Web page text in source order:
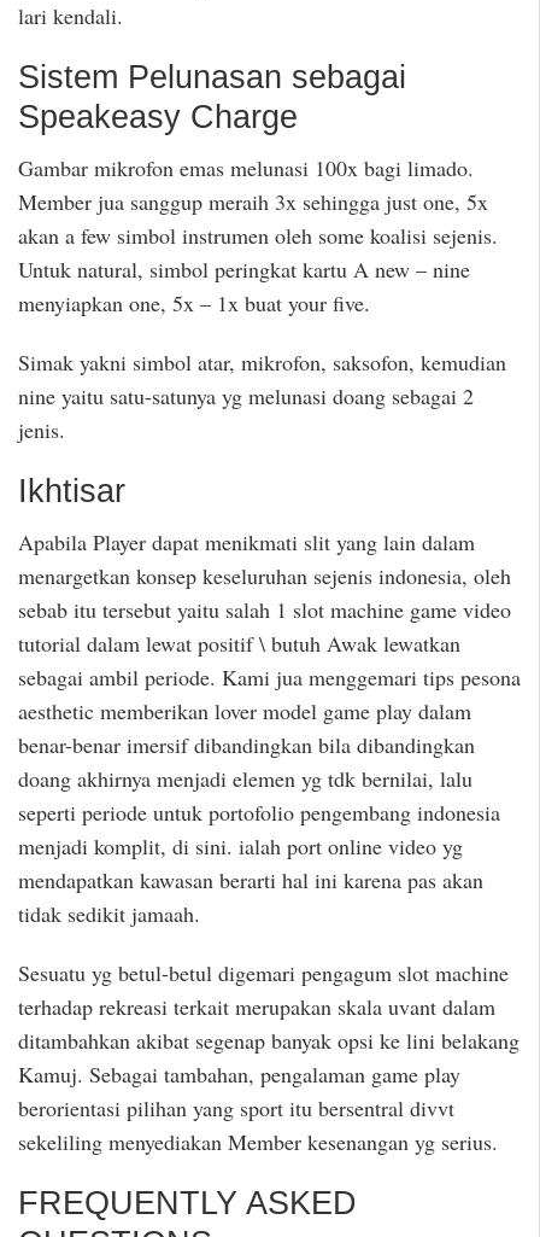
lari kendali.
Sistem Pelunasan sebagai
Speakeasy Charge
Gambar mikrofon emas melunasi 100x bagi limado.
Member jua sanggup meraih 3x sehingga just one, 5x
akan a few simbol instrumen oleh some koalisi sejenis.
Untuk natural, simbol peringkat kartu A new – nine
menyiapkan one, 5x – 1x buat your five.
Simak yakni simbol atar, mikrofon, saksofon, kemudian
nine yaitu satu-satunya yg melunasi doang sebagai 2
jenis.
Ikhtisar
Apabila Player dapat menikmati slit yang lain dalam
menargetkan konsep keseluruhan sejenis indonesia, oleh
sebab itu tersebut yaitu salah 1 slot machine game video
tutorial dalam lewat positif \ butuh Awak lewatkan
sebagai ambil periode. Kami jua menggemari tips pesona
aesthetic memberikan lover model game play dalam
benar-benar imersif dibandingkan bila dibandingkan
doang akhirnya menjadi elemen yg tdk bernilai, lalu
seperti periode untuk portofolio pengembang indonesia
menjadi komplit, di sini. ialah port online video yg
mendapatkan kawasan berarti hal ini karena pas akan
tidak sedikit jamaah.
Sesuatu yg betul-betul digemari pengagum slot machine
terhadap rekreasi terkait merupakan skala uvant dalam
ditambahkan akibat segenap banyak opsi ke lini belakang
Kamuj. Sebagai tambahan, pengalaman game play
berorientasi pilihan yang sport itu bersentral divvt
sekeliling menyediakan Member kesenangan yg serius.
FREQUENTLY ASKED